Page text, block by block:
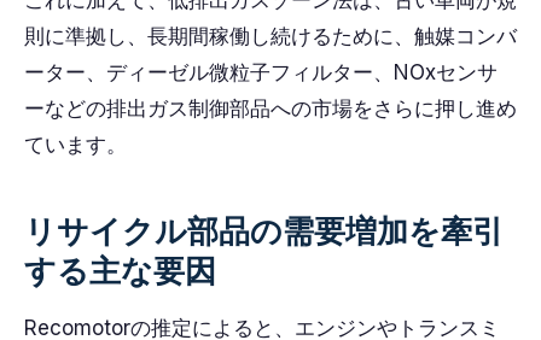
則に準拠し、長期間稼働し続けるために、触媒コンバ
ーター、ディーゼル微粒子フィルター、NOxセンサ
ーなどの排出ガス制御部品への市場をさらに押し進め
ています。
リサイクル部品の需要増加を牽引
する主な要因
Recomotorの推定によると、エンジンやトランスミ